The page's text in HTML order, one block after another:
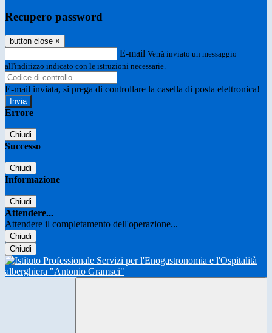
Recupero password
button close ×
E-mail Verrà inviato un messaggio
all'indirizzo indicato con le istruzioni necessarie.
E-mail inviata, si prega di controllare la casella di posta elettronica!
Errore
Chiudi
Successo
Chiudi
Informazione
Chiudi
Attendere...
Attendere il completamento dell'operazione...
Chiudi
Chiudi